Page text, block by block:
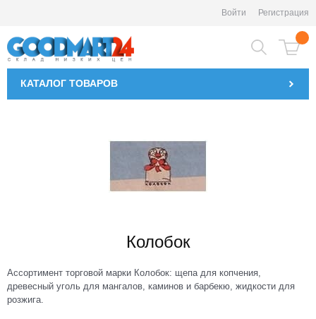
Войти Регистрация
КАТАЛОГ ТОВАРОВ
Колобок
Ассортимент торговой марки Колобок: щепа для копчения,
древесный уголь для мангалов, каминов и барбекю, жидкости для
розжига.